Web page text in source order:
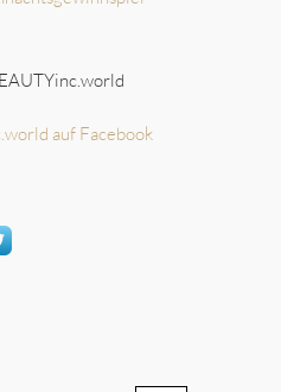
auf Facebook